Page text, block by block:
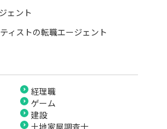
ェント
ィストの転職エージェント
経理職
ゲーム
建設